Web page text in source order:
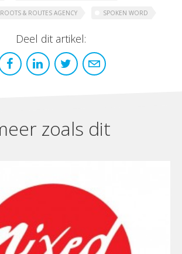
ROOTS & ROUTES AGENCY SPOKEN WORD
Deel dit artikel:
zoals dit